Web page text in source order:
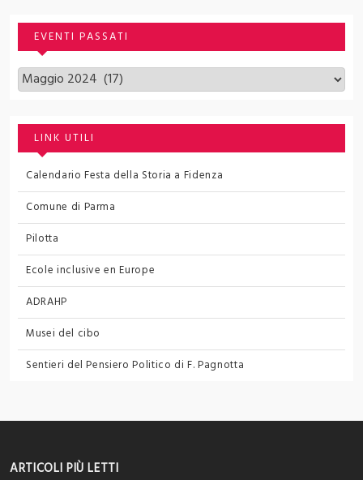
EVENTI PASSATI
Archivi
LINK UTILI
Calendario Festa della Storia a Fidenza
Comune di Parma
Pilotta
Ecole inclusive en Europe
ADRAHP
Musei del cibo
Sentieri del Pensiero Politico di F. Pagnotta
ARTICOLI PIÙ LETTI